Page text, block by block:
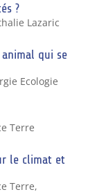
?
Lazaric
qui se
Ecologie
Terre
le climat et
Terre,